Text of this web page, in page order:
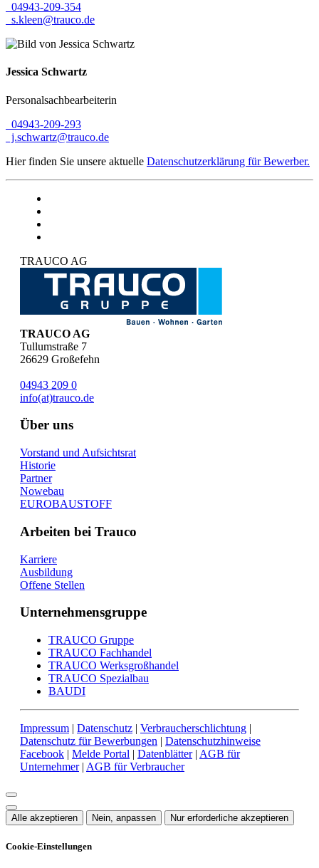
04943-209-354
s.kleen@trauco.de
Jessica Schwartz
Personalsachbearbeiterin
04943-209-293
j.schwartz@trauco.de
Hier finden Sie unsere aktuelle Datenschutzerklärung für Bewerber.
TRAUCO AG
TRAUCO AG
Tullumstraße 7
26629 Großefehn
04943 209 0
info(at)trauco.de
Über uns
Vorstand und Aufsichtsrat
Historie
Partner
Nowebau
EUROBAUSTOFF
Arbeiten bei Trauco
Karriere
Ausbildung
Offene Stellen
Unternehmensgruppe
TRAUCO Gruppe
TRAUCO Fachhandel
TRAUCO Werksgroßhandel
TRAUCO Spezialbau
BAUDI
Impressum | Datenschutz | Verbraucherschlichtung |
Datenschutz für Bewerbungen | Datenschutzhinweise
Facebook | Melde Portal | Datenblätter| AGB für
Unternehmer| AGB für Verbraucher
Alle akzeptieren Nein, anpassen Nur erforderliche akzeptieren
Cookie-Einstellungen